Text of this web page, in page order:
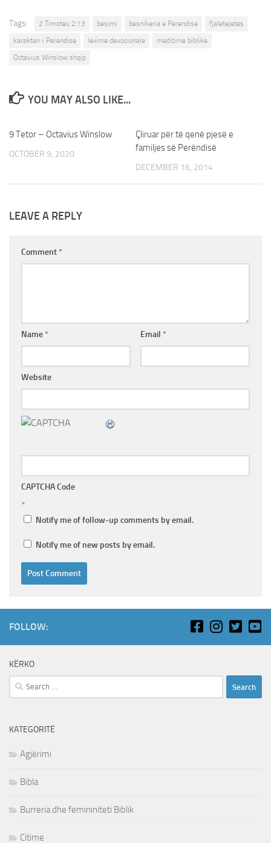
Tags: 2 Timoteu 2:13 besimi besnikeria e Perendise
fjaletejetes
karakteri i Perendise
lexime devocionale
meditime biblike
Octavius Winslow shqip
YOU MAY ALSO LIKE...
9 Tetor – Octavius Winslow
OCTOBER 9, 2020
Çliruar për të qenë pjesë e
familjes së Perëndisë
DECEMBER 16, 2014
LEAVE A REPLY
Comment*
Name* Email *
Website
CAPTCHA Code
*
Notify me of follow-up comments by email.
Notify me of new posts by email.
FOLLOW:
KËRKO
Search
for:
KATEGORITË
Agjërimi
Bibla
Burreria dhe femininiteti Biblik
Citime